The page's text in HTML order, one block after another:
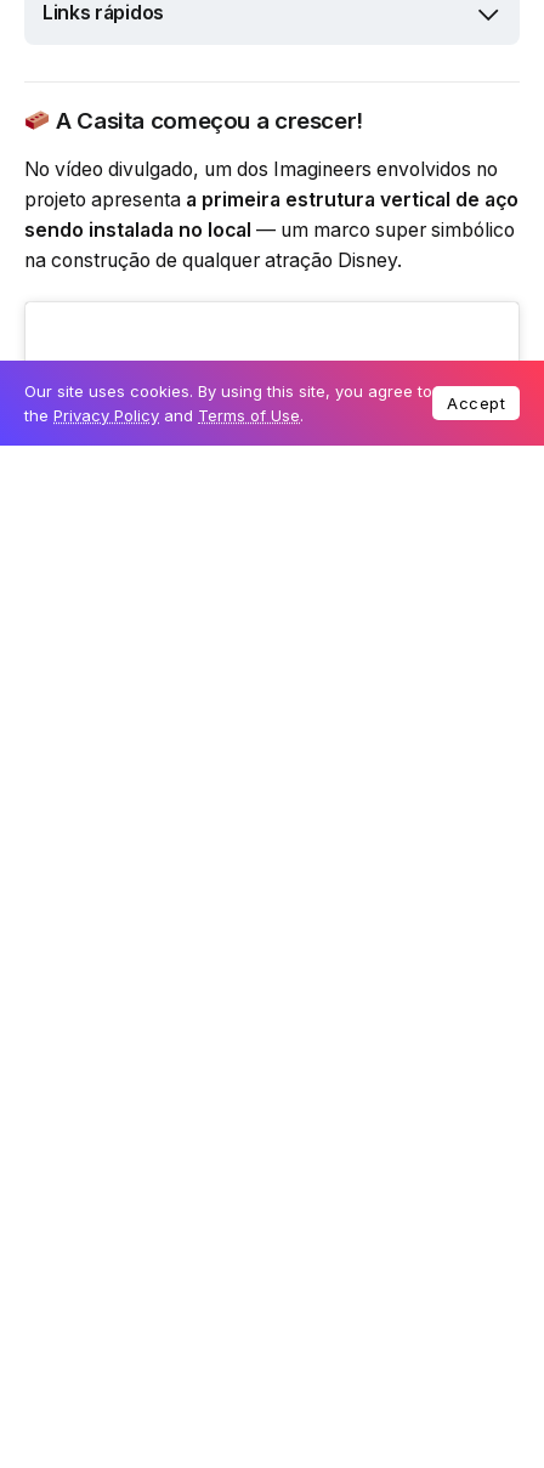
Links rápidos
A Casita começou a crescer!
No vídeo divulgado, um dos Imagineers envolvidos no
projeto apresenta a primeira estrutura vertical de aço
sendo instalada no local — um marco super simbólico
na construção de qualquer atração Disney.
Our site uses cookies. By using this site, you agree to
the Privacy Policy and Terms of Use.
Accept